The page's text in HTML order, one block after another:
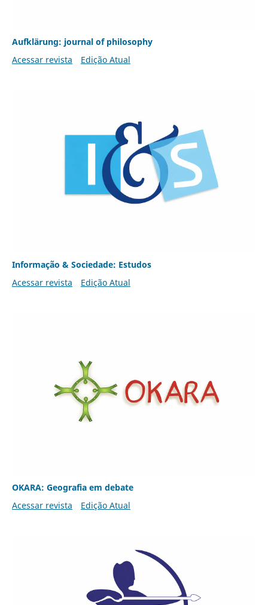
Aufklärung: journal of philosophy
Acessar revista
Edição Atual
Informação & Sociedade: Estudos
Acessar revista
Edição Atual
OKARA: Geografia em debate
Acessar revista
Edição Atual